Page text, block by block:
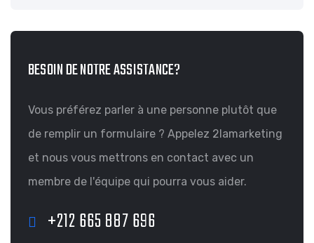
BESOIN DE NOTRE ASSISTANCE?
Vous préférez parler à une personne plutôt que
de remplir un formulaire ? Appelez 2lamarketing
et nous vous mettrons en contact avec un
membre de l'équipe qui pourra vous aider.
+212 665 887 696